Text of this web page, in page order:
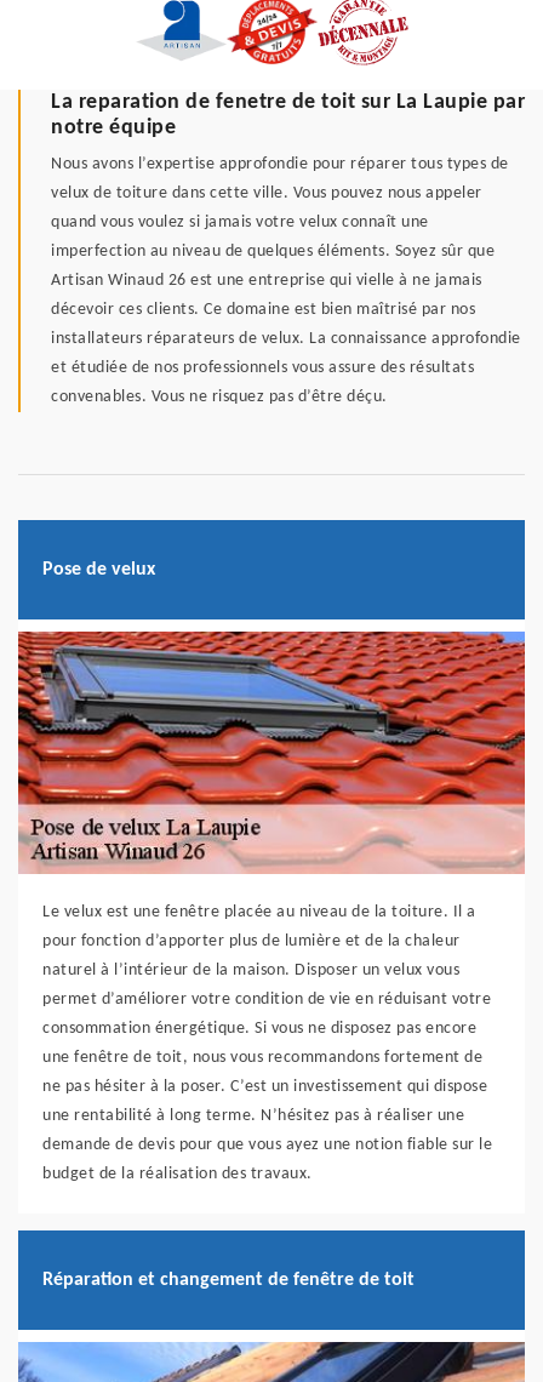
La reparation de fenetre de toit sur La Laupie par
notre équipe
Nous avons l’expertise approfondie pour réparer tous types de
velux de toiture dans cette ville. Vous pouvez nous appeler
quand vous voulez si jamais votre velux connaît une
imperfection au niveau de quelques éléments. Soyez sûr que
Artisan Winaud 26 est une entreprise qui vielle à ne jamais
décevoir ces clients. Ce domaine est bien maîtrisé par nos
installateurs réparateurs de velux. La connaissance approfondie
et étudiée de nos professionnels vous assure des résultats
convenables. Vous ne risquez pas d’être déçu.
Pose de velux
Le velux est une fenêtre placée au niveau de la toiture. Il a
pour fonction d’apporter plus de lumière et de la chaleur
naturel à l’intérieur de la maison. Disposer un velux vous
permet d’améliorer votre condition de vie en réduisant votre
consommation énergétique. Si vous ne disposez pas encore
une fenêtre de toit, nous vous recommandons fortement de
ne pas hésiter à la poser. C’est un investissement qui dispose
une rentabilité à long terme. N’hésitez pas à réaliser une
demande de devis pour que vous ayez une notion fiable sur le
budget de la réalisation des travaux.
Réparation et changement de fenêtre de toit